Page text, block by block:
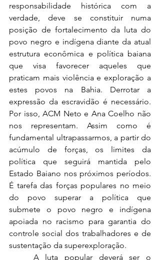
responsabilidade histórica com a
verdade, deve se constituir numa
posição de fortalecimento da luta do
povo negro e indígena diante da atual
estrutura econômica e política baiana
que visa favorecer aqueles que
praticam mais violência e exploração a
estes povos na Bahia. Derrotar a
expressão da escravidão é necessário.
Por isso, ACM Neto e Ana Coelho não
nos representam. Assim como é
fundamental ultrapassarmos, a partir do
acúmulo de forças, os limites da
política que seguirá mantida pelo
Estado Baiano nos próximos períodos.
É tarefa das forças populares no meio
do povo superar a política que
submete o povo negro e indígena
apoiada no racismo para garantia do
controle social dos trabalhadores e de
sustentação da superexploração.